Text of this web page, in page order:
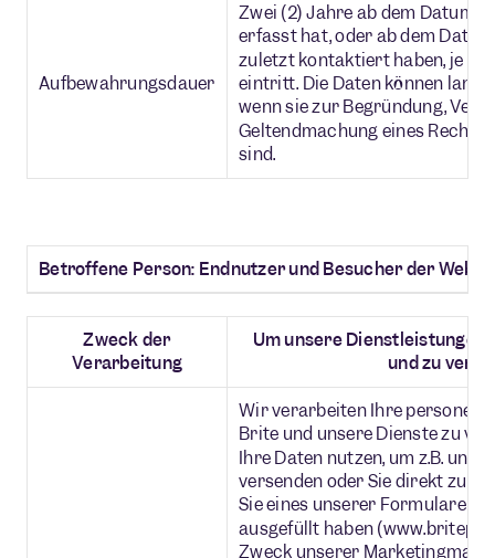
Aufbewahrungsdauer
Zwei (2) Jahre ab dem Datum,
erfasst hat, oder ab dem
zuletzt kontaktiert haben, je
eintritt. Die Daten können
wenn sie zur Begründung,
Geltendmachung eines
sind.
Betroffene Person: Endnutzer und Besucher der
Zweck der
Verarbeitung
Um unsere Dienstleistungen
und zu
Wir verarbeiten Ihre
Brite und unsere Dienste zu
Ihre Daten nutzen, um z.B.
versenden oder Sie direkt zu
Sie eines unserer Formulare
ausgefüllt haben
Zweck unserer